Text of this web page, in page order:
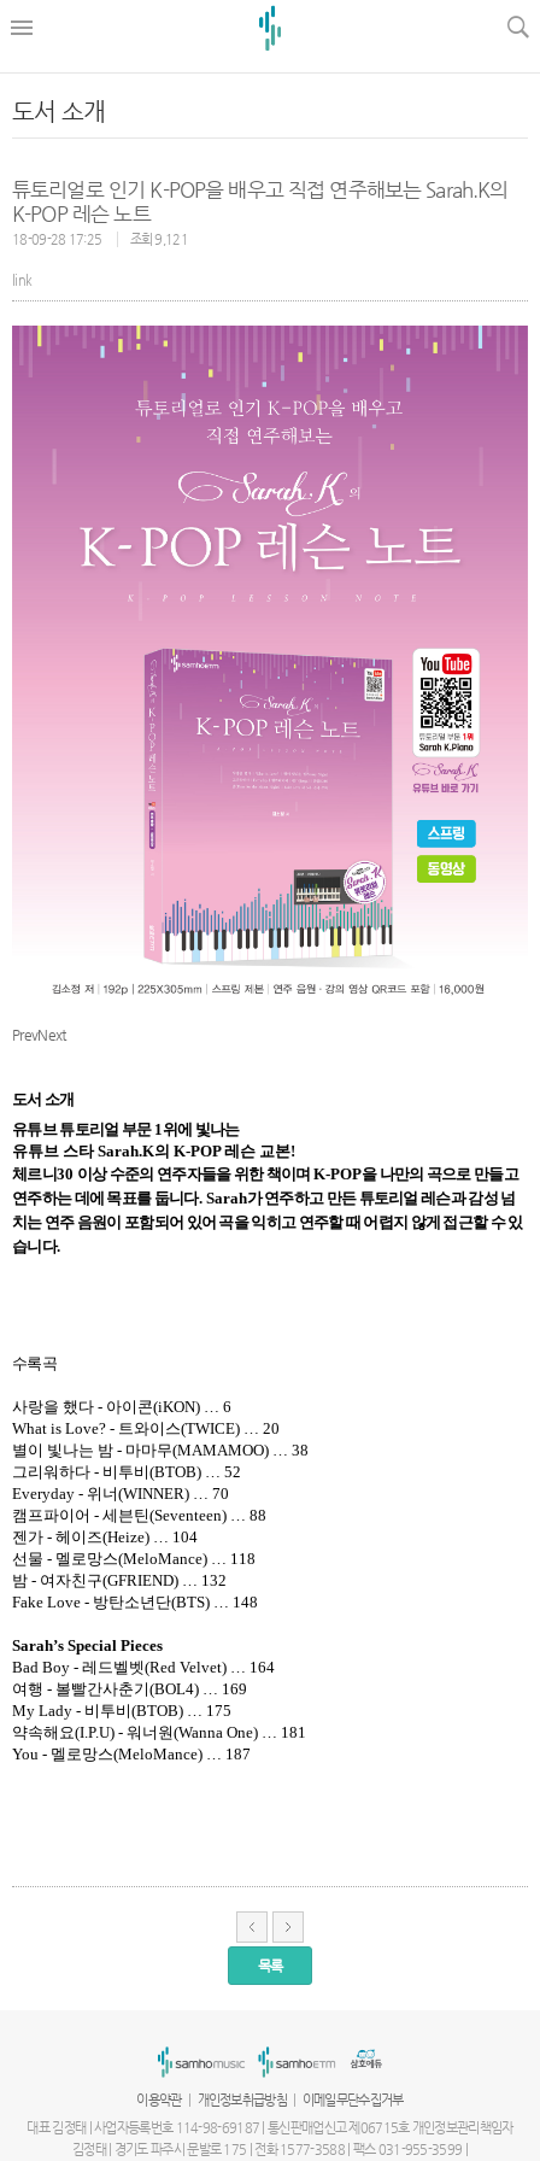
도서 소개
튜토리얼로 인기 K-POP을 배우고 직접 연주해보는 Sarah.K의
K-POP 레슨 노트
18-09-28 17:25 조회 9,121
link
PrevNext
도서 소개
유튜브 튜토리얼 부문 1위에 빛나는
유튜브 스타Sarah.K의 K-POP레슨 교본!
체르니30 이상 수준의 연주자들을 위한 책이며 K-POP을 나만의 곡으로 만들고
연주하는 데에 목표를 둡니다. Sarah가 연주하고 만든 튜토리얼 레슨과 감성 넘
치는 연주 음원이 포함되어 있어 곡을 익히고 연주할 때 어렵지 않게 접근할 수 있
습니다.
수록곡
사랑을 했다 - 아이콘(iKON) … 6
What is Love? - 트와이스(TWICE) … 20
별이 빛나는 밤 - 마마무(MAMAMOO) … 38
그리워하다 - 비투비(BTOB) … 52
Everyday - 위너(WINNER) … 70
캠프파이어 - 세븐틴(Seventeen) … 88
젠가 - 헤이즈(Heize) … 104
선물 - 멜로망스(MeloMance) … 118
밤 - 여자친구(GFRIEND) … 132
Fake Love - 방탄소년단(BTS) … 148
Sarah’s Special Pieces
Bad Boy - 레드벨벳(Red Velvet) … 164
여행 - 볼빨간사춘기(BOL4) … 169
My Lady - 비투비(BTOB) … 175
약속해요(I.P.U) - 워너원(Wanna One) … 181
You - 멜로망스(MeloMance) … 187
목록
이용약관 개인정보취급방침
이메일무단수집거부
대표 김정태 | 사업자등록번호 114-98-69187 | 통신판매업신고 제06715호 개인정보관리책임자
김정태 | 경기도 파주시 문발로 175 | 전화 1577-3588 | 팩스 031-955-3599 |